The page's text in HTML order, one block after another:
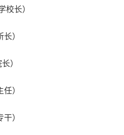
校长）
）
）
）
）